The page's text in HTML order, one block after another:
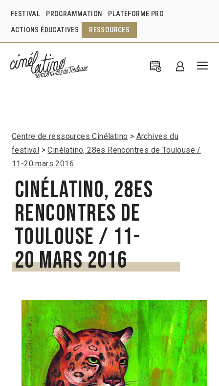
FESTIVAL PROGRAMMATION PLATEFORME PRO
ACTIONS ÉDUCATIVES RESSOURCES
Centre de ressources Cinélatino
Archives du
festival
Cinélatino, 28es Rencontres de Toulouse /
11-20 mars 2016
Cinélatino, 28es
Rencontres de
Toulouse / 11-
20 mars 2016